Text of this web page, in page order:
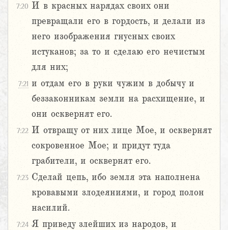
7:20 И в красных нарядах своих они
превращали его в гордость, и делали из
него изображения гнусных своих
истуканов; за то и сделаю его нечистым
для них;
7:21 и отдам его в руки чужим в добычу и
беззаконникам земли на расхищение, и
они осквернят его.
7:22 И отвращу от них лице Мое, и осквернят
сокровенное Мое; и придут туда
грабители, и осквернят его.
7:23 Сделай цепь, ибо земля эта наполнена
кровавыми злодеяниями, и город полон
насилий.
7:24 Я приведу злейших из народов, и